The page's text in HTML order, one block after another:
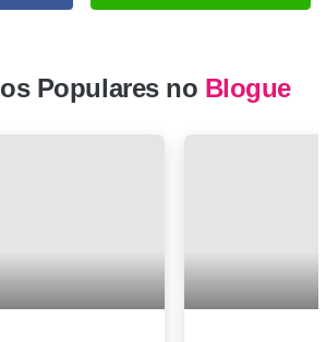
Populares no Blogue